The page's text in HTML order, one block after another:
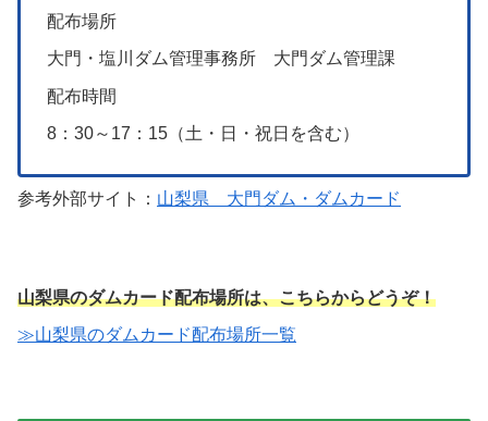
配布場所
大門・塩川ダム管理事務所 大門ダム管理課
配布時間
8：30～17：15（土・日・祝日を含む）
参考外部サイト： 山梨県 大門ダム・ダムカード
山梨県のダムカード配布場所は、こちらからどうぞ！
≫山梨県のダムカード配布場所一覧